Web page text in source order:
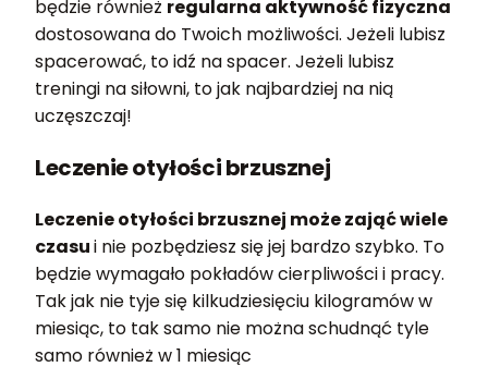
będzie również regularna aktywność fizyczna
dostosowana do Twoich możliwości. Jeżeli lubisz
spacerować, to idź na spacer. Jeżeli lubisz
treningi na siłowni, to jak najbardziej na nią
uczęszczaj!
Leczenie otyłości brzusznej
Leczenie otyłości brzusznej może zająć wiele
czasui nie pozbędziesz się jej bardzo szybko. To
będzie wymagało pokładów cierpliwości i pracy.
Tak jak nie tyje się kilkudziesięciu kilogramów w
miesiąc, to tak samo nie można schudnąć tyle
samo również w 1 miesiąc